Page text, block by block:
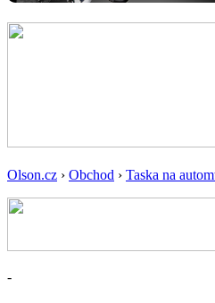
Olson.cz › Obchod › Taska na
-